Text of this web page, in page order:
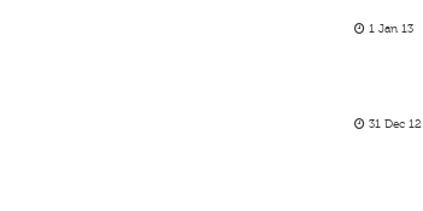
1 Jan 13
31 Dec 12